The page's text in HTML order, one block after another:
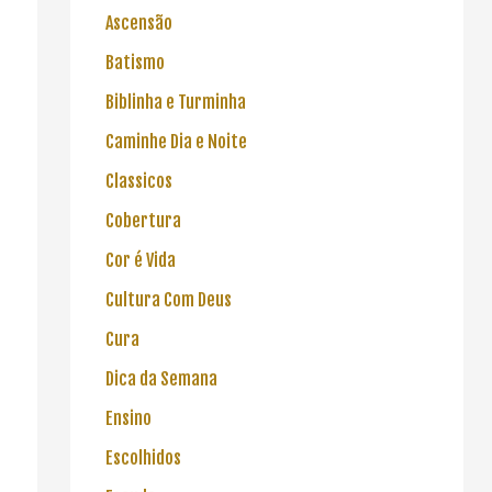
Ascensão
Batismo
Biblinha e Turminha
Caminhe Dia e Noite
Classicos
Cobertura
Cor é Vida
Cultura Com Deus
Cura
Dica da Semana
Ensino
Escolhidos